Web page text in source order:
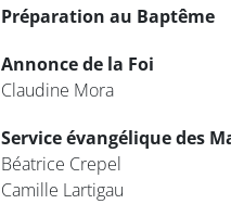
Préparation au Baptême
Annonce de la Foi
Claudine Mora
Service évangélique des
Béatrice Crepel
Camille Lartigau